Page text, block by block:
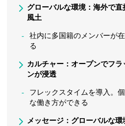
グローバルな環境：海外で
風土
社内に多国籍のメンバーが
る
カルチャー：オープンでフ
ンが浸透
フレックスタイムを導入。
な働き方ができる
メッセージ：グローバルな